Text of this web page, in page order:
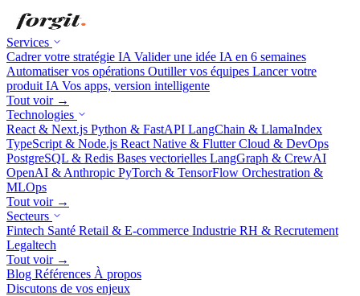
Services
Cadrer votre stratégie IA Valider une idée IA en 6 semaines
Automatiser vos opérations Outiller vos équipes Lancer votre
produit IA Vos apps, version intelligente
Tout voir →
Technologies
React & Next.js Python & FastAPI LangChain & LlamaIndex
TypeScript & Node.js React Native & FlutterCloud & DevOps
PostgreSQL & Redis Bases vectorielles LangGraph & CrewAI
OpenAI & Anthropic PyTorch & TensorFlow Orchestration &
MLOps
Tout voir →
Secteurs
Fintech Santé Retail & E-commerce Industrie RH & Recrutement
Legaltech
Tout voir →
Blog Références À propos
Discutons de vos enjeux